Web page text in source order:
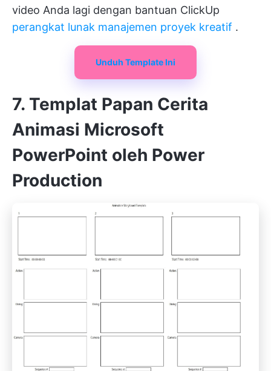
video Anda lagi dengan bantuan ClickUp
perangkat lunak manajemen proyek kreatif .
Unduh Template Ini
7. Templat Papan Cerita
Animasi Microsoft
PowerPoint oleh Power
Production